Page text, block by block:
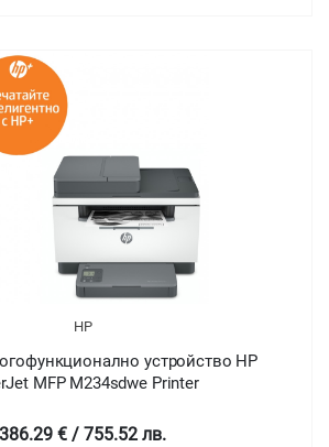
HP
устройство HP
MFP M234sdwe Printer
386.29 € / 755.52 лв.